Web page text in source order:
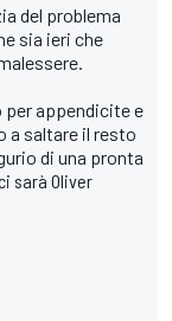
del problema
sia ieri che
per appendicite e
a saltare il resto
di una pronta
sarà Oliver